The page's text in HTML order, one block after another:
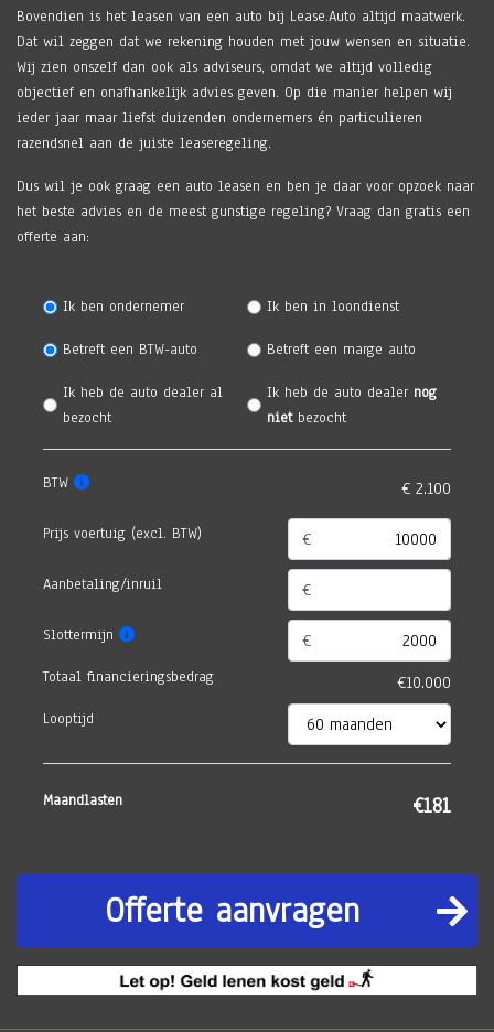
Bovendien is het leasen van een auto bij Lease.Auto altijd maatwerk.
Dat wil zeggen dat we rekening houden met jouw wensen en situatie.
Wij zien onszelf dan ook als adviseurs, omdat we altijd volledig
objectief en onafhankelijk advies geven. Op die manier helpen wij
ieder jaar maar liefst duizenden ondernemers én particulieren
razendsnel aan de juiste leaseregeling.
Dus wil je ook graag een auto leasen en ben je daar voor opzoek naar
het beste advies en de meest gunstige regeling? Vraag dan gratis een
offerte aan:
Ik ben ondernemer Ik ben in loondienst
Betreft een BTW-auto Betreft een marge auto
Ik heb de auto dealer al
bezocht
Ik heb de auto dealer nog
nietbezocht
BTW
Prijs voertuig (excl. BTW) €
Aanbetaling/inruil €
Slottermijn €
Totaal financieringsbedrag
Looptijd
Maandlasten
Offerte aanvragen